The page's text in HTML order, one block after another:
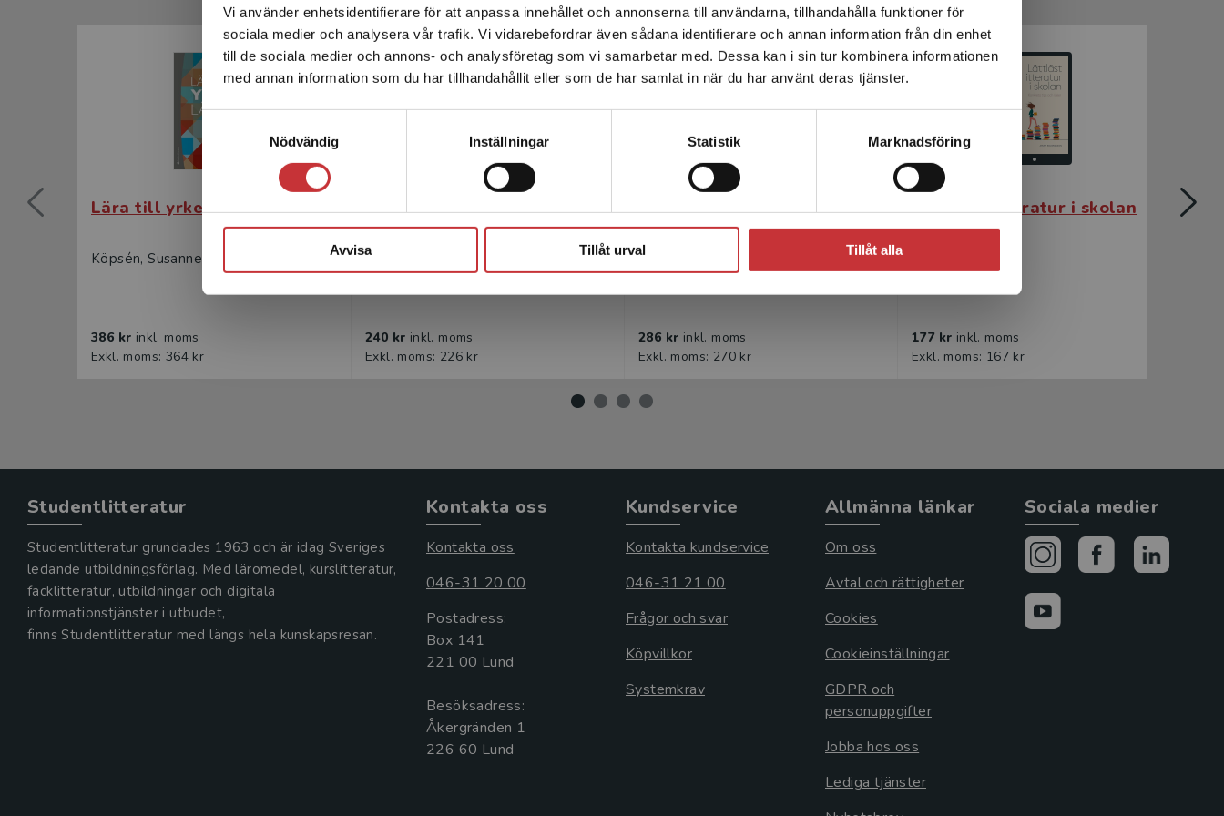
Vi använder enhetsidentifierare för att anpassa innehållet och annonserna till användarna, tillhandahålla funktioner för
sociala medier och analysera vår trafik. Vi vidarebefordrar även sådana identifierare och annan information från din enhet
till de sociala medier och annons- och analysföretag som vi samarbetar med. Dessa kan i sin tur kombinera informationen
med annan information som du har tillhandahållit eller som de har samlat in när du har använt deras tjänster.
Samtyckesval
Nödvändig
Inställningar Statistik Marknadsföring
Avvisa Tillåt urval Tillåt alla
Det verkar som att du besöker studentlitteratur.se via en
enhet utanför Sverige. Vi erbjuder inte leveranser utanför
Sverige. För att kunna slutföra ett köp måste
leveransadressen vara i Sverige.Läs mer
Lära till yrkeslärare
Köpsén, Susanne m.fl. (red.)
386 kr inkl. moms
Exkl. moms: 364 kr
Lära till yrkeslärare
Köpsén, Susanne m.fl. (red.)
240 kr inkl. moms
Exkl. moms: 226 kr
Lättläst litteratur i skolan
Edvarsson, Jenny
286 kr inkl. moms
Exkl. moms: 270 kr
Lättläst litteratur i skolan
177 kr inkl. moms
Exkl. moms: 167 kr
Studentlitteratur
Studentlitteratur grundades 1963 och är idag Sveriges
ledande utbildningsförlag. Med läromedel, kurslitteratur,
facklitteratur, utbildningar och digitala
informationstjänster i utbudet,
finns Studentlitteratur med längs hela kunskapsresan.
Kontakta oss
Kontakta oss
046-31 20 00
Postadress:
Box 141
221 00 Lund
Besöksadress:
Åkergränden 1
Kundservice
Kontakta kundservice
046-31 21 00
Frågor och svar
Köpvillkor
Systemkrav
Allmänna länkar
Om oss
Avtal och rättigheter
Cookies
Cookieinställningar
GDPR och
personuppgifter
Jobba hos oss
Lediga tjänster
Sociala medier